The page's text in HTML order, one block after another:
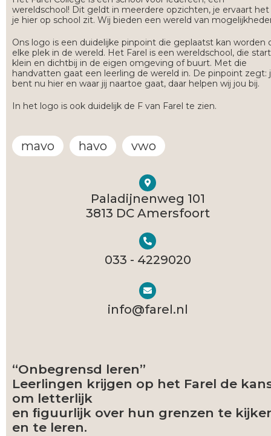
wereldschool! Dit geldt in meerdere opzichten, je ervaart het
je hier op school zit. Wij bieden een wereld van
Ons logo is een duidelijke pinpoint die geplaatst kan worden
elke plek in de wereld. Het Farel is een wereldschool, die start
klein en dichtbij in de eigen omgeving of buurt. Met die
handvatten gaat een leerling de wereld in. De pinpoint zegt:
bent nu hier en waar jij naartoe gaat, daar helpen wij jou bij.
In het logo is ook duidelijk de F van Farel te zien.
mavo havo vwo
Paladijnenweg 101
3813 DC Amersfoort​
033 - 4229020​
info@farel.nl​
“Onbegrensd leren”
Leerlingen krijgen op het Farel de
om letterlijk
en ﬁguurlijk over hun grenzen te
en te leren.